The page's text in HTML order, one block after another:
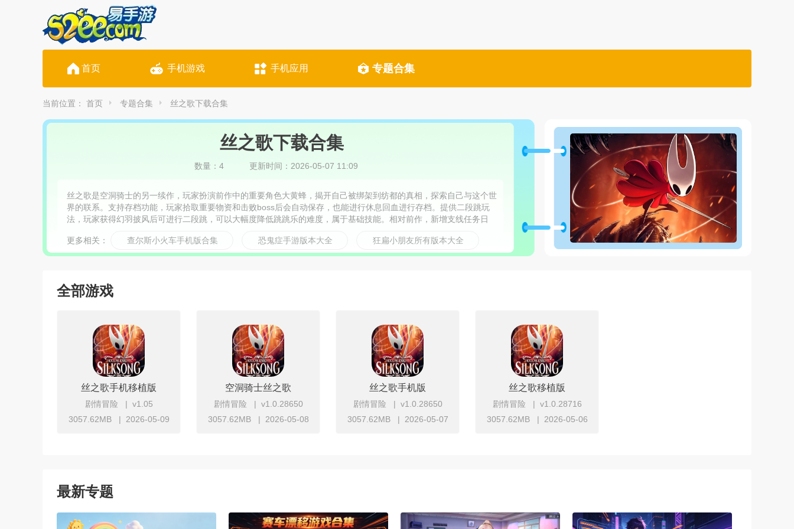
首页 手机游戏 手机应用 专题合集
当前位置： 首页 专题合集 丝之歌下载合集
丝之歌下载合集
数量：4 更新时间：2026-05-07 11:09
丝之歌是空洞骑士的另一续作，玩家扮演前作中的重要角色大黄蜂，揭开自己被绑架到纺都的真相，探索自己与这个世
界的联系。支持存档功能，玩家拾取重要物资和击败boss后会自动保存，也能进行休息回血进行存档。提供二段跳玩
法，玩家获得幻羽披风后可进行二段跳，可以大幅度降低跳跳乐的难度，属于基础技能。相对前作，新增支线任务日
更多相关：
查尔斯小火车手机版合集 恐鬼症手游版本大全 狂扁小朋友所有版本大全
全部游戏
丝之歌手机移植版
剧情冒险
v1.05
3057.62MB
2026-05-09
空洞骑士丝之歌
剧情冒险
v1.0.28650
3057.62MB
2026-05-08
丝之歌手机版
剧情冒险
v1.0.28650
3057.62MB
2026-05-07
丝之歌移植版
剧情冒险
v1.0.28716
3057.62MB
2026-05-06
最新专题